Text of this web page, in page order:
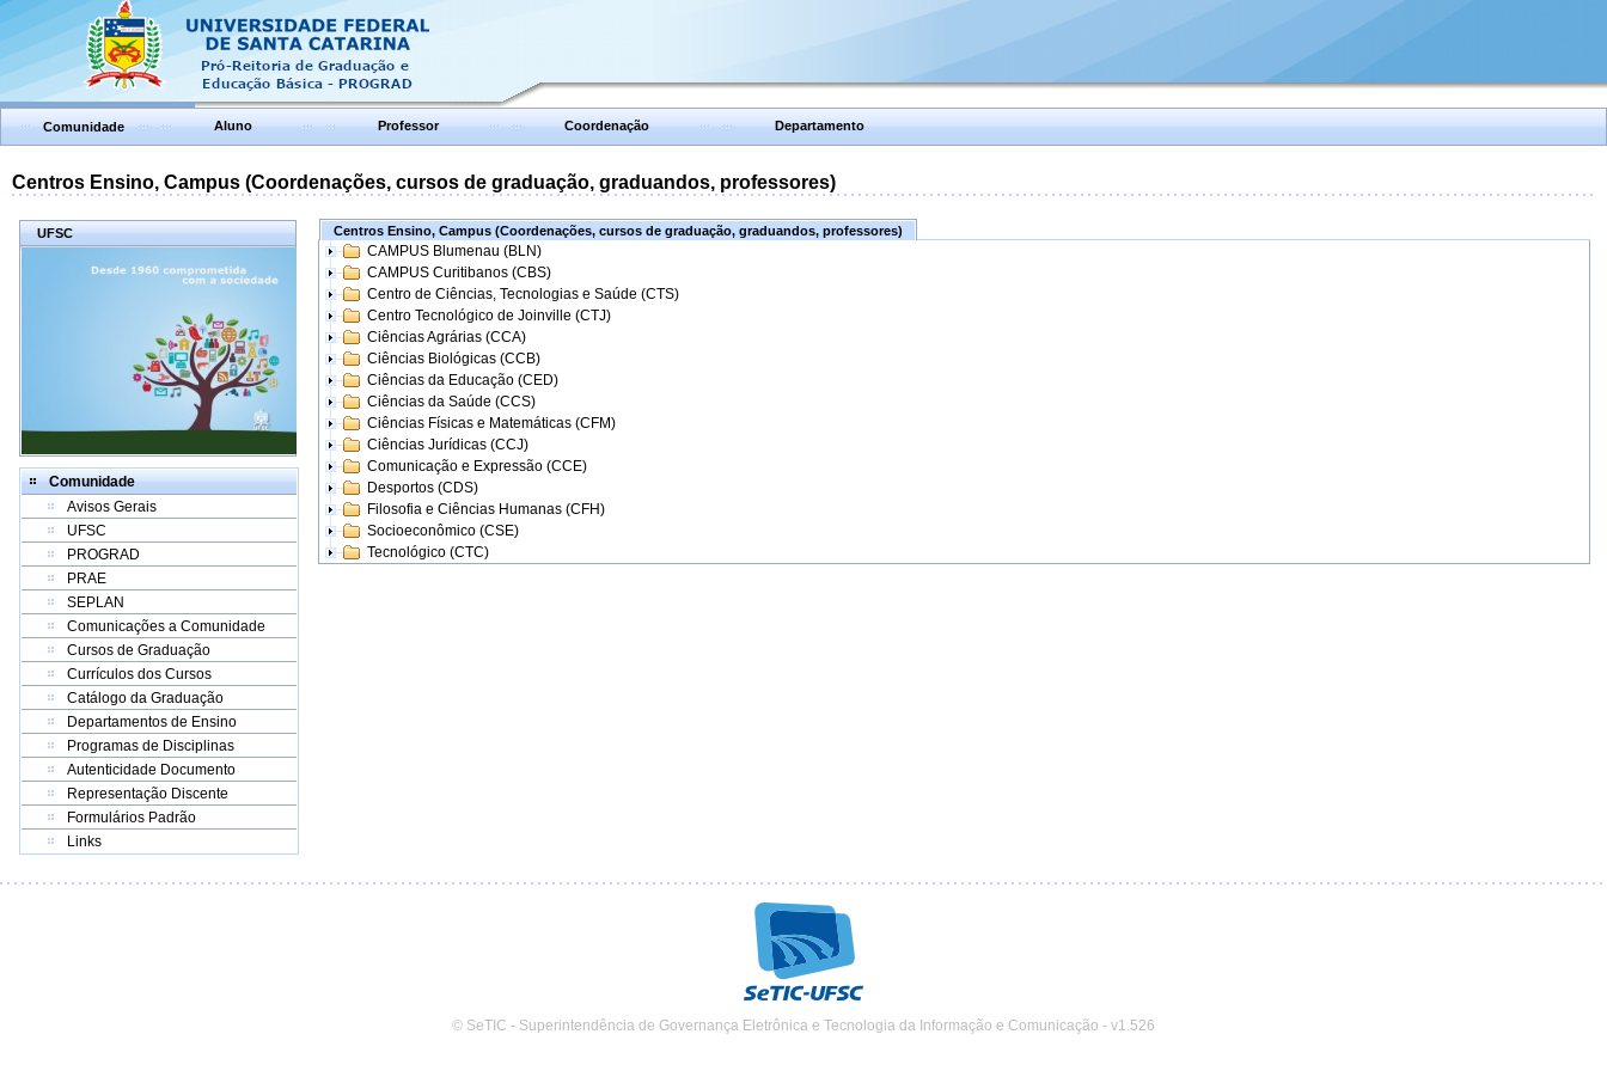
Comunidade Aluno Professor Coordenação Departamento
Centros Ensino, Campus (Coordenações, cursos de graduação, graduandos, professores)
UFSC
Comunidade
Avisos Gerais
UFSC
PROGRAD
PRAE
SEPLAN
Comunicações a Comunidade
Cursos de Graduação
Currículos dos Cursos
Catálogo da Graduação
Departamentos de Ensino
Programas de Disciplinas
Autenticidade Documento
Representação Discente
Formulários Padrão
Links
Centros Ensino, Campus (Coordenações, cursos de graduação, graduandos, professores)
CAMPUS Blumenau (BLN)
CAMPUS Curitibanos (CBS)
Centro de Ciências, Tecnologias e Saúde (CTS)
Centro Tecnológico de Joinville (CTJ)
Ciências Agrárias (CCA)
Ciências Biológicas (CCB)
Ciências da Educação (CED)
Ciências da Saúde (CCS)
Ciências Físicas e Matemáticas (CFM)
Ciências Jurídicas (CCJ)
Comunicação e Expressão (CCE)
Desportos (CDS)
Filosofia e Ciências Humanas (CFH)
Socioeconômico (CSE)
Tecnológico (CTC)
© SeTIC - Superintendência de Governança Eletrônica e Tecnologia da Informação e Comunicação - v1.526